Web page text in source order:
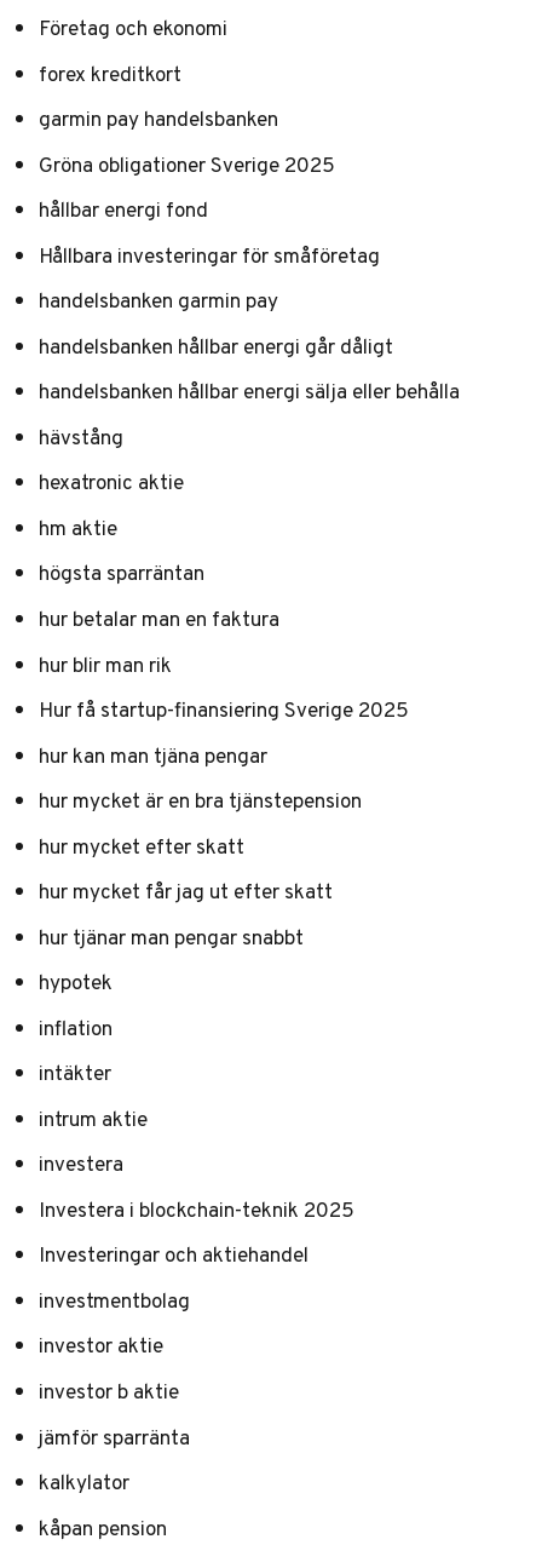
Företag och ekonomi
forex kreditkort
garmin pay handelsbanken
Gröna obligationer Sverige 2025
hållbar energi fond
Hållbara investeringar för småföretag
handelsbanken garmin pay
handelsbanken hållbar energi går dåligt
handelsbanken hållbar energi sälja eller behålla
hävstång
hexatronic aktie
hm aktie
högsta sparräntan
hur betalar man en faktura
hur blir man rik
Hur få startup-finansiering Sverige 2025
hur kan man tjäna pengar
hur mycket är en bra tjänstepension
hur mycket efter skatt
hur mycket får jag ut efter skatt
hur tjänar man pengar snabbt
hypotek
inflation
intäkter
intrum aktie
investera
Investera i blockchain-teknik 2025
Investeringar och aktiehandel
investmentbolag
investor aktie
investor b aktie
jämför sparränta
kalkylator
kåpan pension